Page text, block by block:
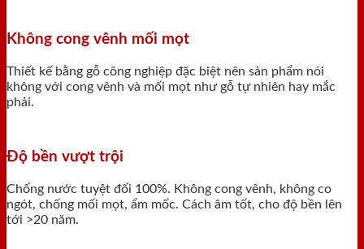
Không cong vênh mối mọt
Thiết kế bằng gỗ công nghiệp đặc biệt nên sản phẩm nói
không với cong vênh và mối mọt như gỗ tự nhiên hay mắc
phải.
Độ bền vượt trội
Chống nước tuyệt đối 100%. Không cong vênh, không co
ngót, chống mối mọt, ẩm mốc. Cách âm tốt, cho độ bền lên
tới >20 năm.